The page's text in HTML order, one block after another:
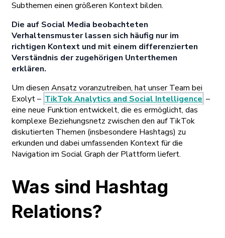
Subthemen einen größeren Kontext bilden.
Die auf Social Media beobachteten
Verhaltensmuster lassen sich häufig nur im
richtigen Kontext und mit einem differenzierten
Verständnis der zugehörigen Unterthemen
erklären.
Um diesen Ansatz voranzutreiben, hat unser Team bei
Exolyt – TikTok Analytics and Social Intelligence –
eine neue Funktion entwickelt, die es ermöglicht, das
komplexe Beziehungsnetz zwischen den auf TikTok
diskutierten Themen (insbesondere Hashtags) zu
erkunden und dabei umfassenden Kontext für die
Navigation im Social Graph der Plattform liefert.
Was sind Hashtag
Relations?